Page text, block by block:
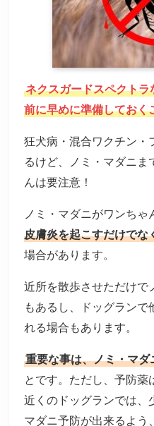
ネクスガードスペクト
前に早めに準備しておく
狂犬病・混合ワクチン・
るけど、ノミ・マダニま
んは要注意！
ノミ・マダニがワンちゃ
皮膚炎を起こすだけでな
場合があります。
近所を散歩させただけで
もあるし、ドッグランで
れる場合もあります。
重要な事は、ノミ・マダ
とです。ただし、予防薬
近くのドッグランでは、
マダニ予防が出来るよう